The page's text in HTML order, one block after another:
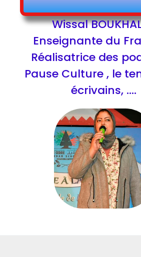
Wissal
Enseignante du
Réalisatrice des
Pause Culture , le
écrivains, ....